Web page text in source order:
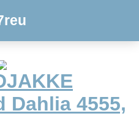
Dahlia 4555,